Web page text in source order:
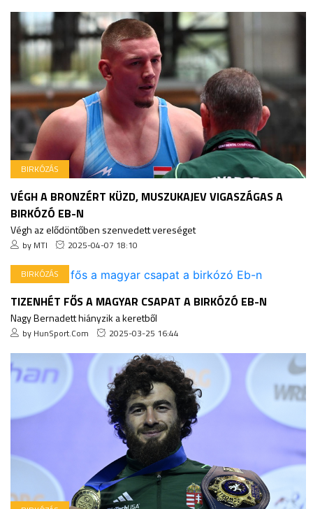
BIRKÓZÁS
VÉGH A BRONZÉRT KÜZD, MUSZUKAJEV VIGASZÁGAS A
BIRKÓZÓ EB-N
Végh az elődöntőben szenvedett vereséget
by MTI 2025-04-07 18:10
BIRKÓZÁS
TIZENHÉT FŐS A MAGYAR CSAPAT A BIRKÓZÓ EB-N
Nagy Bernadett hiányzik a keretből
by HunSport.Com 2025-03-25 16:44